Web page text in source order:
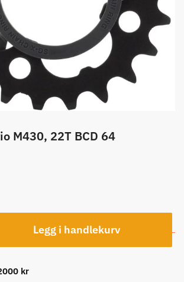
M430, 22T BCD 64
Legg i handlekurv
kr